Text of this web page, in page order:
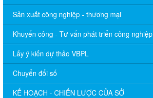
Sản xuất công nghiệp - thương mại
Khuyến công - Tư vấn phát triển công nghiệp
Lấy ý kiến dự thảo VBPL
Chuyển đổi số
KẾ HOẠCH - CHIẾN LƯỢC CỦA SỞ